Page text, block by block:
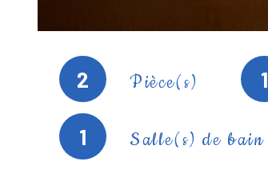
2 Pièce(s) 1
1 Salle(s) de bain